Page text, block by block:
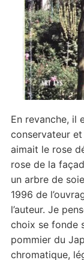
En revanche, il
conservateur
aimait le rose
rose de la
un arbre de
1996 de
l’auteur. Je
choix se fonde
pommier du
chromatique,